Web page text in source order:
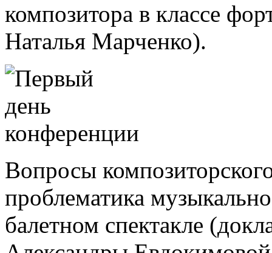
композитора в классе
Наталья Марченко).
Вопросы
проблематика
балетном спектакле